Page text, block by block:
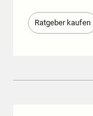
Ratgeber kaufen